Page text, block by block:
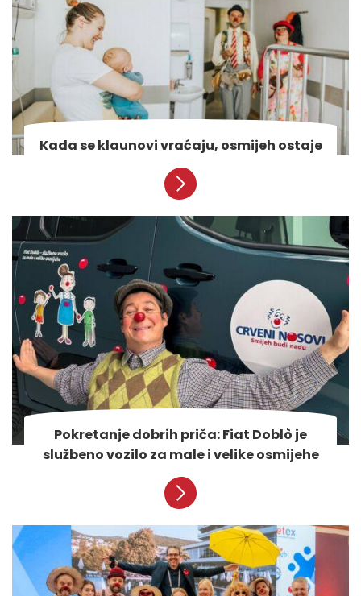
Kada se klaunovi vraćaju, osmijeh ostaje
Pokretanje dobrih priča: Fiat Doblò je
službeno vozilo za male i velike osmijehe